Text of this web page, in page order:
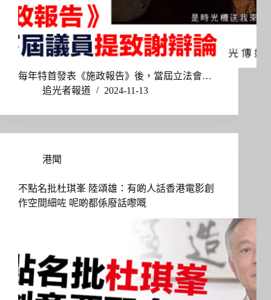
每年特首發表《施政報告》後，當屆立法會…
追光者報道
2024-11-13
港聞
不點名批杜琪峯 陸頌雄：有啲人話香港電影創
作空間細咗 呢啲都係廢話嚟嘅